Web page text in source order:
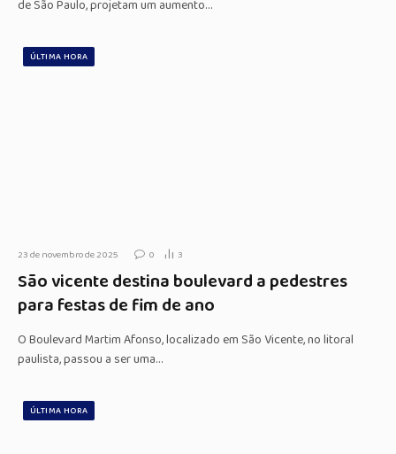
de São Paulo, projetam um aumento…
ÚLTIMA HORA
23 de novembro de 2025 0 3
São vicente destina boulevard a pedestres
para festas de fim de ano
O Boulevard Martim Afonso, localizado em São Vicente, no litoral
paulista, passou a ser uma…
ÚLTIMA HORA